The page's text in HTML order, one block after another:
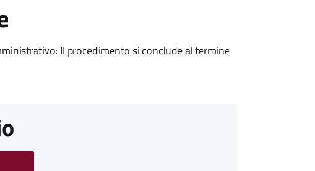
Il procedimento si conclude al termine